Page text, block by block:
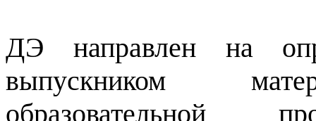
ДЭ направлен на
выпускником
образовательной